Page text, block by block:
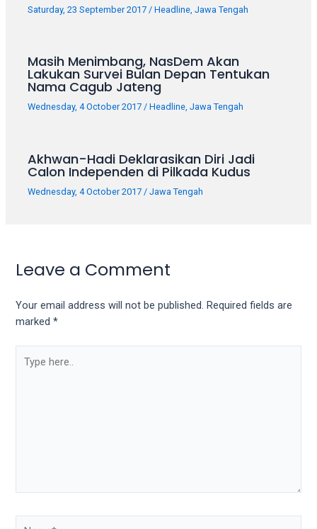
Saturday, 23 September 2017/Headline,Jawa Tengah
Masih Menimbang, NasDem Akan
Lakukan Survei Bulan Depan Tentukan
Nama Cagub Jateng
Wednesday, 4 October 2017/Headline,Jawa Tengah
Akhwan-Hadi Deklarasikan Diri Jadi
Calon Independen di Pilkada Kudus
Wednesday, 4 October 2017 /Jawa Tengah
Leave a Comment
Your email address will not be published. Required fields are
marked*
here..